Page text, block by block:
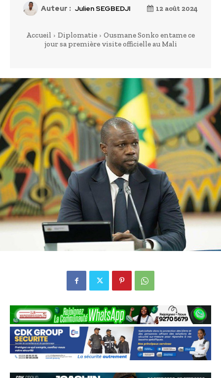
Auteur : Julien SEGBEDJI 12 août 2024
Accueil Diplomatie
Ousmane Sonko entame ce
jour sa première visite officielle au Mali